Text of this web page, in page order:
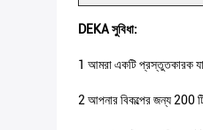
DEKA সুবিধা:
1 আমরা একটি প্রস্তুতকারক
2 আপনার বিকল্পের জন্য 200